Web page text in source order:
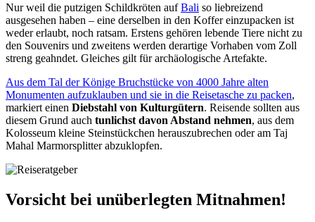
Nur weil die putzigen Schildkröten aufBali so liebreizend
ausgesehen haben – eine derselben in den Koffer einzupacken ist
weder erlaubt, noch ratsam. Erstens gehören lebende Tiere nicht zu
den Souvenirs und zweitens werden derartige Vorhaben vom Zoll
streng geahndet. Gleiches gilt für archäologische Artefakte.
Aus dem Tal der Könige Bruchstücke von 4000 Jahre alten
Monumenten aufzuklauben und sie in die Reisetasche zu packen,
markiert einen Diebstahl von Kulturgütern. Reisende sollten aus
diesem Grund auch tunlichst davon Abstand nehmen, aus dem
Kolosseum kleine Steinstückchen herauszubrechen oder am Taj
Mahal Marmorsplitterabzuklopfen.
Vorsicht bei unüberlegten Mitnahmen!